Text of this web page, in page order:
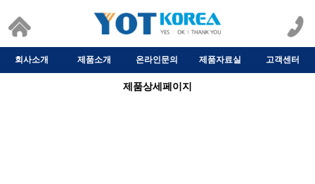
회사소개 제품소개 온라인문의 제품자료실 고객센터
제품상세페이지